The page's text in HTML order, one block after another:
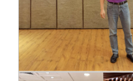
校友视界
理事会名单
制度法规